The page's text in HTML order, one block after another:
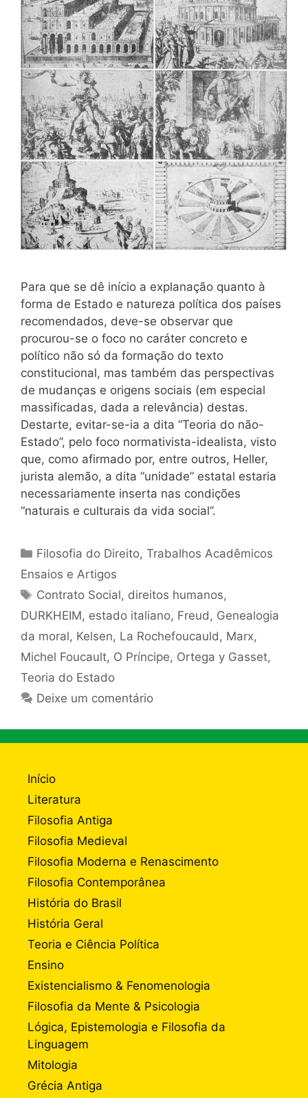
Para que se dê início a explanação quanto à
forma de Estado e natureza política dos países
recomendados, deve-se observar que
procurou-se o foco no caráter concreto e
político não só da formação do texto
constitucional, mas também das perspectivas
de mudanças e origens sociais (em especial
massificadas, dada a relevância) destas.
Destarte, evitar-se-ia a dita “Teoria do não-
Estado”, pelo foco normativista-idealista, visto
que, como afirmado por, entre outros, Heller,
jurista alemão, a dita “unidade” estatal estaria
necessariamente inserta nas condições
“naturais e culturais da vida social”.
Categorias
Filosofia do Direito,Trabalhos Acadêmicos
Ensaios e Artigos
Tags
Contrato Social, direitos humanos,
DURKHEIM, estado italiano, Freud , Genealogia
da moral, Kelsen, La Rochefoucauld , Marx,
Michel Foucault, O Príncipe, Ortega y Gasset,
Teoria do Estado
Deixe um comentário
Início
Literatura
Filosofia Antiga
Filosofia Medieval
Filosofia Moderna e Renascimento
Filosofia Contemporânea
História do Brasil
História Geral
Teoria e Ciência Política
Ensino
Existencialismo & Fenomenologia
Filosofia da Mente & Psicologia
Lógica, Epistemologia e Filosofia da
Linguagem
Mitologia
Grécia Antiga